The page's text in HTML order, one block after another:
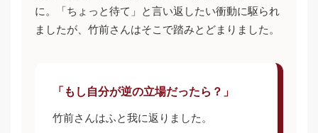
に。「ちょっと待て」と言い返したい衝動に駆られ
ましたが、竹前さんはそこで踏みとどまりました。
「もし自分が逆の立場だったら？」
竹前さんはふと我に返りました。